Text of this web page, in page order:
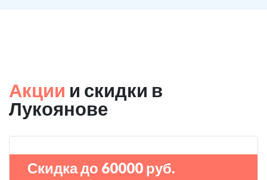
Акции и скидки в
Лукоянове
Скидка до 60000 руб.